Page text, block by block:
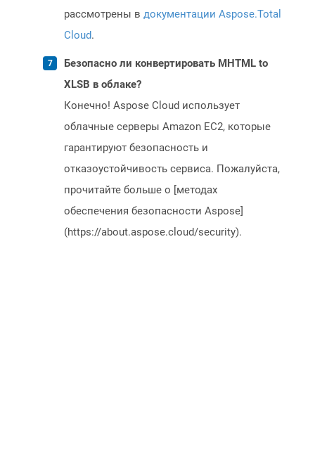
рассмотрены в документации Aspose.Total
Cloud.
Безопасно ли конвертировать MHTML to
XLSB в облаке?
Конечно! Aspose Cloud использует
облачные серверы Amazon EC2, которые
гарантируют безопасность и
отказоустойчивость сервиса. Пожалуйста,
прочитайте больше о [методах
обеспечения безопасности Aspose]
(https://about.aspose.cloud/security).